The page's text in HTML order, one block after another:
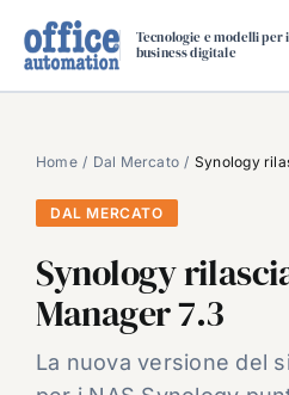
Tecnologie e modelli per
business digitale
SPECIAL PAPER
TAVOLE ROTONDE DI
CARRIERE
VIDEO
EVENTI
Home Dal Mercato Synology
DAL MERCATO
Synology
Manager 7.3
La nuova versione del